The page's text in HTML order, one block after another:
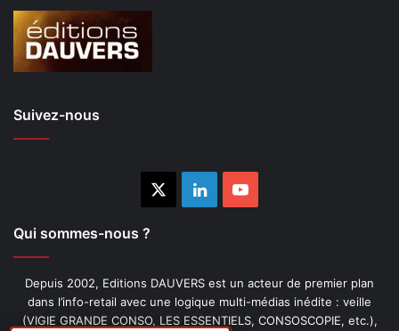
Suivez-nous
LinkedinYouTube
Qui sommes-nous ?
Depuis 2002, Editions DAUVERS est un acteur de premier plan
dans l’info-retail avec une logique multi-médias inédite : veille
(VIGIE GRANDE CONSO, LES ESSENTIELS, CONSOSCOPIE, etc.),